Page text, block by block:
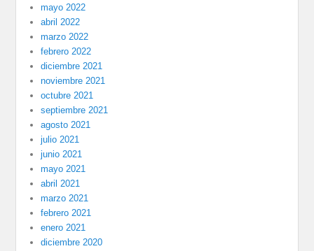
mayo 2022
abril 2022
marzo 2022
febrero 2022
diciembre 2021
noviembre 2021
octubre 2021
septiembre 2021
agosto 2021
julio 2021
junio 2021
mayo 2021
abril 2021
marzo 2021
febrero 2021
enero 2021
diciembre 2020